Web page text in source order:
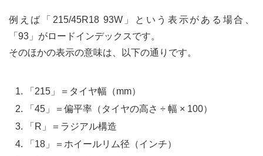
例えば「215/45R18 93W」という表示がある場合、
「93」がロードインデックスです。
そのほかの表示の意味は、以下の通りです。
「215」＝タイヤ幅（mm）
「45」＝偏平率（タイヤの高さ ÷ 幅 × 100）
「R」＝ラジアル構造
「18」＝ホイールリム径（インチ）